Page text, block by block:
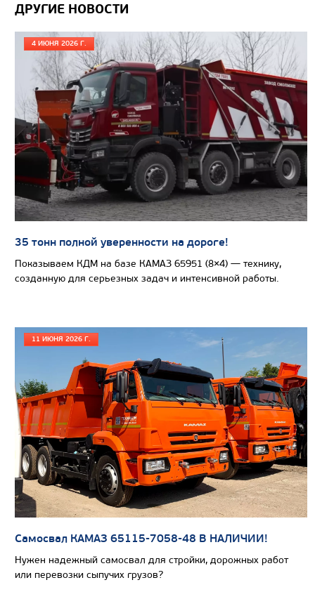
Цена по запросу
Производитель
Нагрузка на ССУ, кг
Экологический класс
Колесная формула
Узнать цену
ДРУГИЕ НОВОСТИ
4 ИЮНЯ 2026 Г.
35 тонн полной уверенности на дороге!
Показываем КДМ на базе КАМАЗ 65951 (8×4) — технику,
созданную для серьезных задач и интенсивной работы.
11 ИЮНЯ 2026 Г.
Самосвал КАМАЗ 65115-7058-48 В НАЛИЧИИ!
Нужен надежный самосвал для стройки, дорожных работ
или перевозки сыпучих грузов?